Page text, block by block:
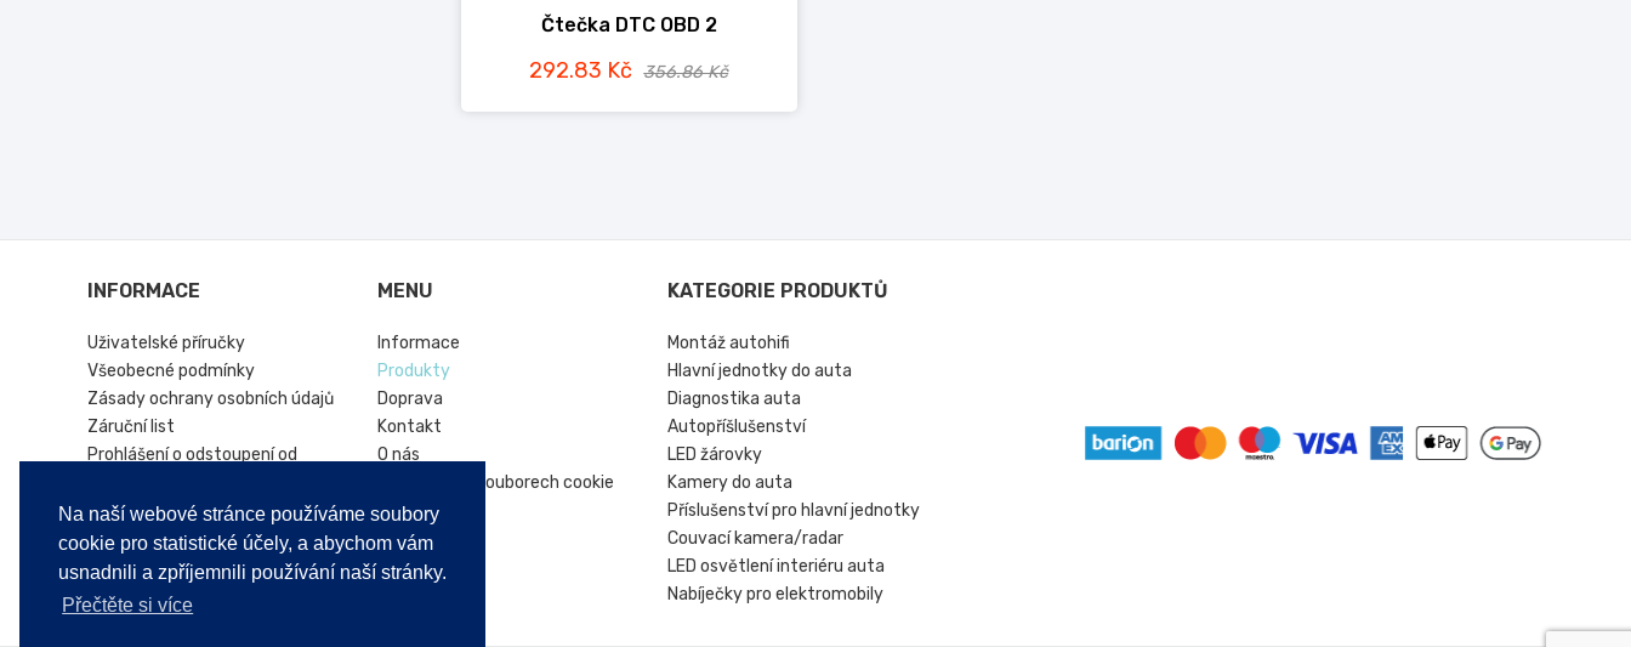
Na naší webové stránce používáme soubory
cookie pro statistické účely, a abychom vám
usnadnili a zpříjemnili používání naší stránky.
Přečtěte si více
Čtečka DTC OBD 2
292.83 Kč 356.86 Kč
INFORMACE
Uživatelské příručky
Všeobecné podmínky
Zásady ochrany osobních údajů
Záruční list
Prohlášení o odstoupení od
Online platforma řešení sporů
Vrácení produktu
MENU
Informace
Produkty
Doprava
Kontakt
O nás
Informace o souborech cookie
Hírek
KATEGORIE PRODUKTŮ
Montáž autohifi
Hlavní jednotky do auta
Diagnostika auta
Autopříšlušenství
LED žárovky
Kamery do auta
Příslušenství pro hlavní jednotky
Couvací kamera/radar
LED osvětlení interiéru auta
Nabíječky pro elektromobily